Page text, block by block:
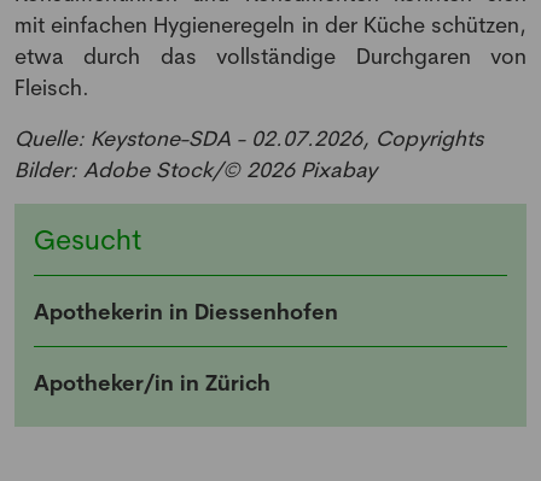
mit einfachen Hygieneregeln in der Küche schützen,
etwa durch das vollständige Durchgaren von
Fleisch.
Quelle: Keystone-SDA - 02.07.2026, Copyrights
Bilder: Adobe Stock/© 2026 Pixabay
Gesucht
Apothekerin in Diessenhofen
Apotheker/in in Zürich
Anmeldung Newsletter
an und erhalte einmal pro Woche die neusten
Stellenangebote und News aus der Welt der
Pharmazie und Medizin.